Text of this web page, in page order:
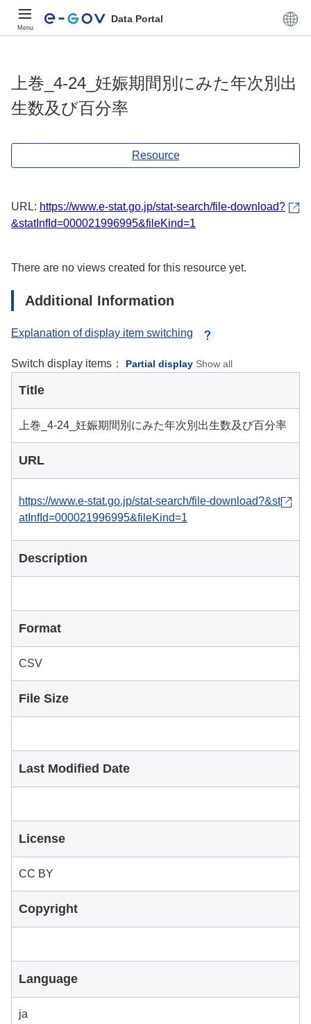
Menu
Data Portal
上巻_4-24_妊娠期間別にみた年次別出
生数及び百分率
Resource
URL: https://www.e-stat.go.jp/stat-search/file-download?
&statInfId=000021996995&fileKind=1
There are no views created for this resource yet.
Additional Information
Explanation of display item switching
Switch display items： Partial display Show all
Title
上巻_4-24_妊娠期間別にみた年次別出生数及び百分率
URL
https://www.e-stat.go.jp/stat-search/file-download?&st
atInfId=000021996995&fileKind=1
Description
Format
CSV
File Size
Last Modified Date
License
CC BY
Copyright
Language
ja